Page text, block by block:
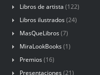
Libros de artista (122)
Libros ilustrados (24)
MasQueLibros (7)
MiraLookBooks (1)
Premios (16)
Presentaciones (21)